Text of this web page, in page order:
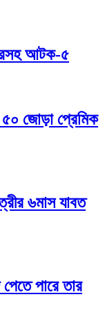
আটক-৫
৫০ জোড়া প্রেমিক
৬মাস যাবত
পারে তার